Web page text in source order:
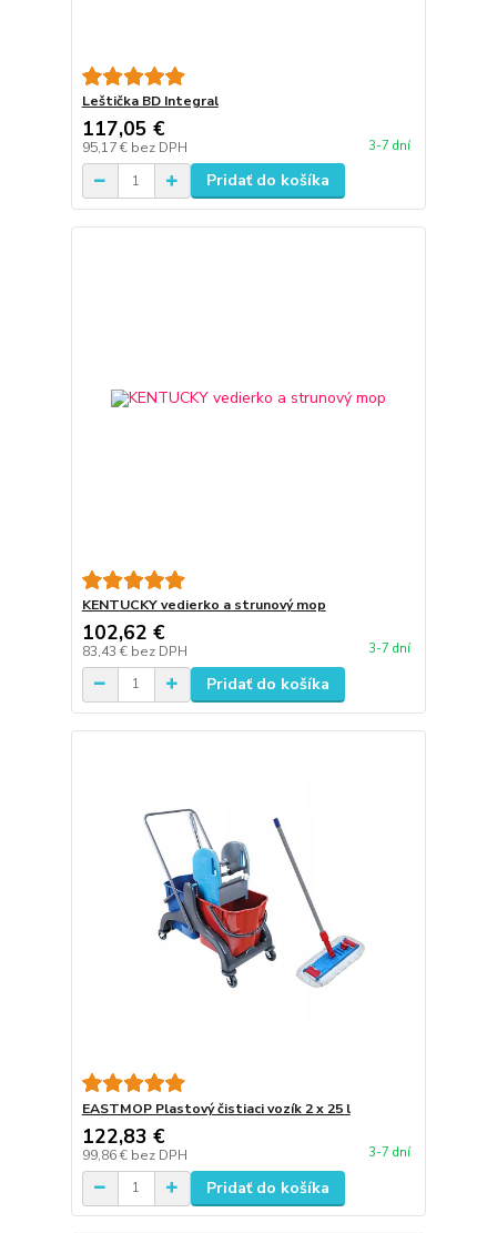
Leštička BD Integral
117,05 €
95,17 € bez DPH 3-7 dní
Pridať do košíka
KENTUCKY vedierko a strunový mop
102,62 €
83,43 € bez DPH 3-7 dní
Pridať do košíka
EASTMOP Plastový čistiaci vozík 2 x 25 l
122,83 €
99,86 € bez DPH 3-7 dní
Pridať do košíka